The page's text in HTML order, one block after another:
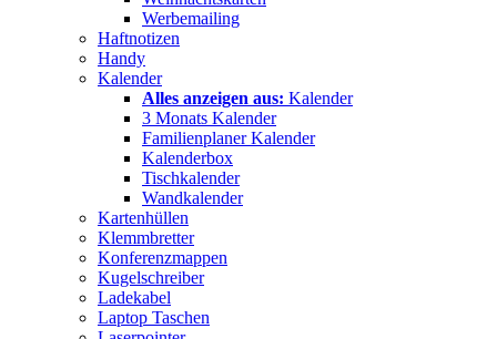
Werbemailing
Haftnotizen
Handy
Kalender
Alles anzeigen aus: Kalender
3 Monats Kalender
Familienplaner Kalender
Kalenderbox
Tischkalender
Wandkalender
Kartenhüllen
Klemmbretter
Konferenzmappen
Kugelschreiber
Ladekabel
Laptop Taschen